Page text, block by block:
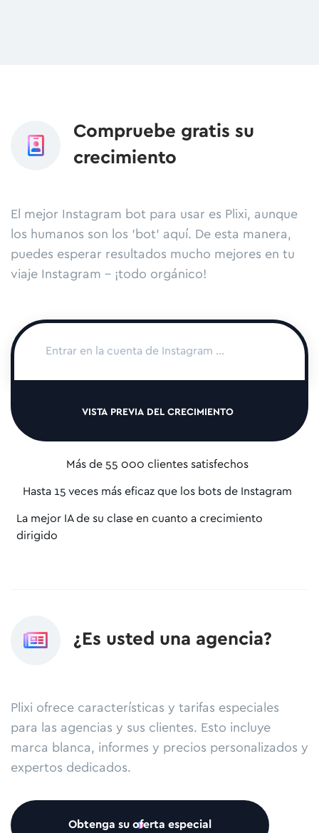
Compruebe gratis su
crecimiento
El mejor Instagram bot para usar es Plixi, aunque
los humanos son los 'bot' aquí. De esta manera,
puedes esperar resultados mucho mejores en tu
viaje Instagram - ¡todo orgánico!
VISTA PREVIA DEL CRECIMIENTO
Más de 55 000 clientes satisfechos
Hasta 15 veces más eficaz que los bots de Instagram
La mejor IA de su clase en cuanto a crecimiento
dirigido
¿Es usted una agencia?
Plixi ofrece características y tarifas especiales
para las agencias y sus clientes. Esto incluye
marca blanca, informes y precios personalizados y
expertos dedicados.
Obtenga su oferta especial